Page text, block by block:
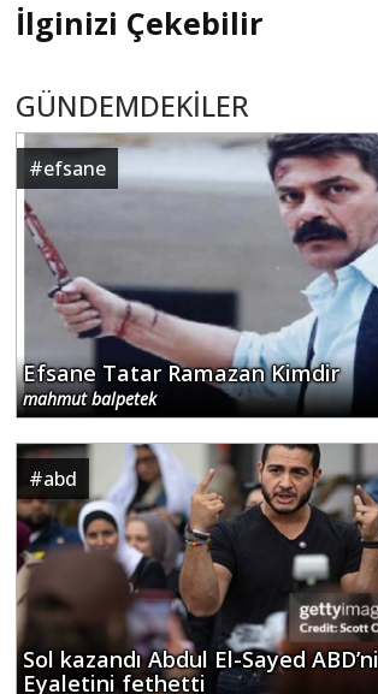
İlginizi Çekebilir
GÜNDEMDEKİLER
#efsane
Efsane Tatar Ramazan Kimdir
mahmut balpetek
#abd
Sol kazandı Abdul El-Sayed
Eyaletini fethetti